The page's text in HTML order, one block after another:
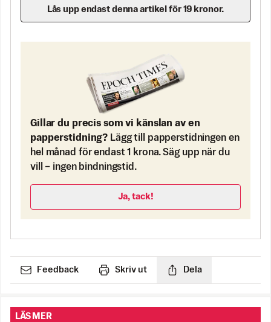
Lås upp endast denna artikel för 19 kronor.
Gillar du precis som vi känslan av en
papperstidning? Lägg till papperstidningen en
hel månad för endast 1 krona. Säg upp när du
vill – ingen bindningstid.
Ja, tack!
Feedback Skriv ut Dela
LÄS MER